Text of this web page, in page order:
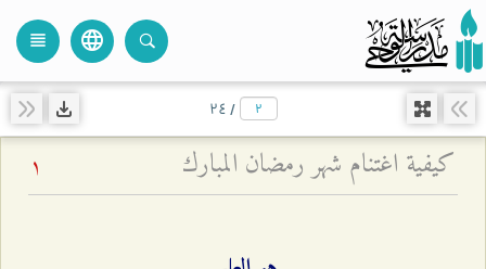
language
view_headline
/ ۲٤
كيفية اغتنام شهر رمضان المبارك 1